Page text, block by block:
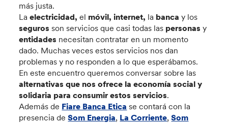
más justa.
Laelectricidad, el móvil, internet, la banca y los
seguros son servicios que casi todas las personasy
entidades necesitan contratar en un momento
dado. Muchas veces estos servicios nos dan
problemas y no responden a lo que esperábamos.
En este encuentro queremos conversar sobre las
alternativas que nos ofrece la economía social y
solidaria para consumir estos servicios.
Además de Fiare Banca Etica se contará con la
presencia deSom Energia, La Corriente,Som